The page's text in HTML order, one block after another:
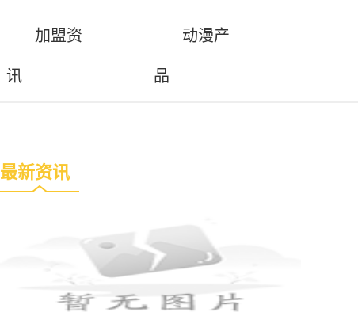
加盟资
讯
动漫产
品
最新资讯